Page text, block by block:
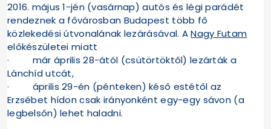
2016. május 1-jén (vasárnap) autós és légi parádét
rendeznek a fővárosban Budapest több fő
közlekedési útvonalának lezárásával. ANagy Futam
előkészületei miatt
· már április 28-ától (csütörtöktől) lezárták a
Lánchíd utcát,
· április 29-én (pénteken) késő estétől az
Erzsébet hídon csak irányonként egy-egy sávon (a
legbelsőn) lehet haladni.